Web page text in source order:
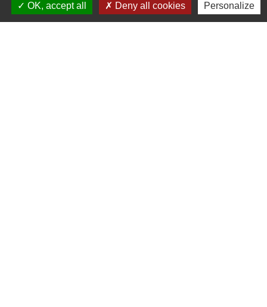
Informations / contacts
OK, accept all
Deny all cookies Personalize